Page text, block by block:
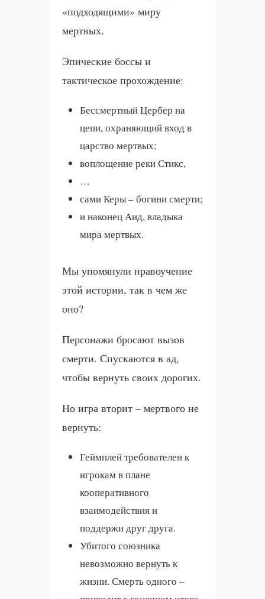
«подходящими» миру
мертвых.
Эпические боссы и
тактическое прохождение:
Бессмертный Цербер на
цепи, охраняющий вход в
царство мертвых;
воплощение реки Стикс,
…
сами Керы – богини смерти;
и наконец Аид, владыка
мира мертвых.
Мы упомянули нравоучение
этой истории, так в чем же
оно?
Персонажи бросают вызов
смерти. Спускаются в ад,
чтобы вернуть своих дорогих.
Но игра вторит – мертвого не
вернуть:
Геймплей требователен к
игрокам в плане
кооперативного
взаимодействия и
поддержи друг друга.
Убитого союзника
невозможно вернуть к
жизни. Смерть одного –